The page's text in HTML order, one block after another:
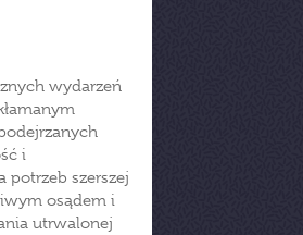
wydarzeń
i
potrzeb szerszej
osądem i
utrwalonej